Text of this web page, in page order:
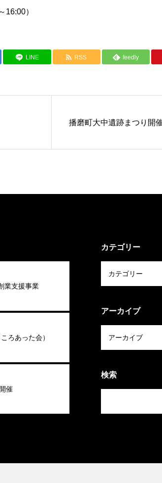
）
LINE RSS feedly
播磨町大中遺跡まつり開
業支援事業
ろあった会）
催
カテゴリー
アーカイブ
検索